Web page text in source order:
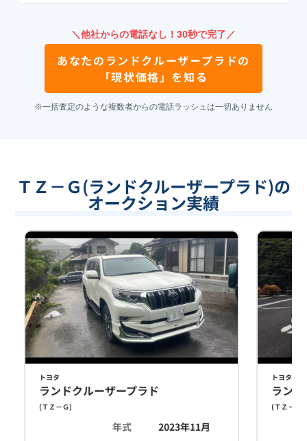
＼他社からの電話なし！30秒で完了／
あなたの ランドクルーザープラドの
「現状価格」を知る
※一括査定のような複数者からの電話ラッシュは一切ありません
ＴＺ－Ｇ(ランドクルーザープラド)の
オークション実績
トヨタ
ランドクルーザープラド
(ＴＺ－Ｇ)
年式
2023年11月
トヨタ
ラン
(ＴＺ－Ｇ